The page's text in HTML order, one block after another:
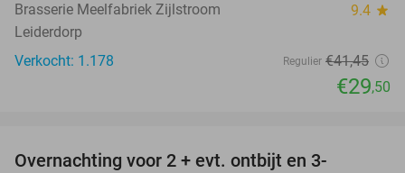
Brasserie Meelfabriek Zijlstroom 9.4 star
Leiderdorp
Verkocht: 1.178
Regulier €41,45
€29,50
Overnachting voor 2 + evt. ontbijt en 3-